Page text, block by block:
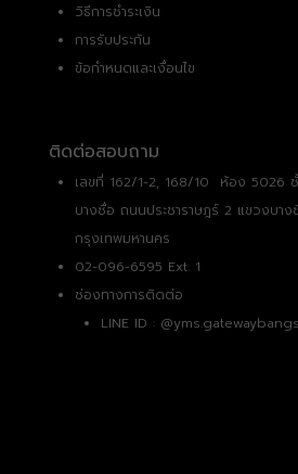
วิธีการชำระเงิน
การรับประกัน
ข้อกำหนดและเงื่อนไข
ติดต่อสอบถาม
เลขที่ 162/1-2, 168/10 ห้อง 5026
บางซื่อ ถนนประชาราษฎร์ 2 แขวงบาง
กรุงเทพมหานคร
02-096-6595 Ext. 1
ช่องทางการติดต่อ
LINE ID :